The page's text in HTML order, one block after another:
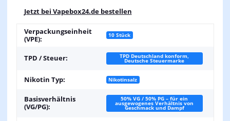
Jetzt bei Vapebox24.de bestellen
Verpackungseinheit
(VPE):
10 Stück
TPD / Steuer: TPD Deutschland konform,
Deutsche Steuermarke
Nikotin Typ: Nikotinsalz
Basisverhältnis
(VG/PG):
50% VG / 50% PG – für ein
ausgewogenes Verhältnis von
Geschmack und Dampf